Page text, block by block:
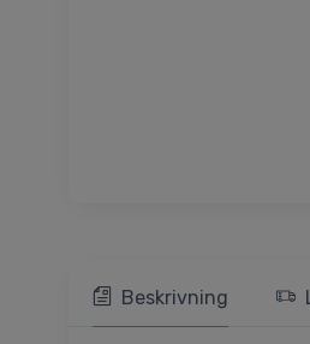
Beskrivning